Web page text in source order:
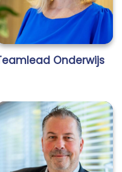
Onderwijs